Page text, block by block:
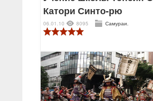
Катори Синто-рю
06.01.10 8095 Самураи.